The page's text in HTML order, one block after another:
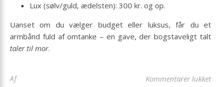
Lux (sølv/guld, ædelsten): 300 kr. og op.
Uanset om du vælger budget eller luksus, får du et
armbånd fuld af omtanke – en gave, der bogstaveligt talt
taler til mor.
Af Kommentarer lukkettil